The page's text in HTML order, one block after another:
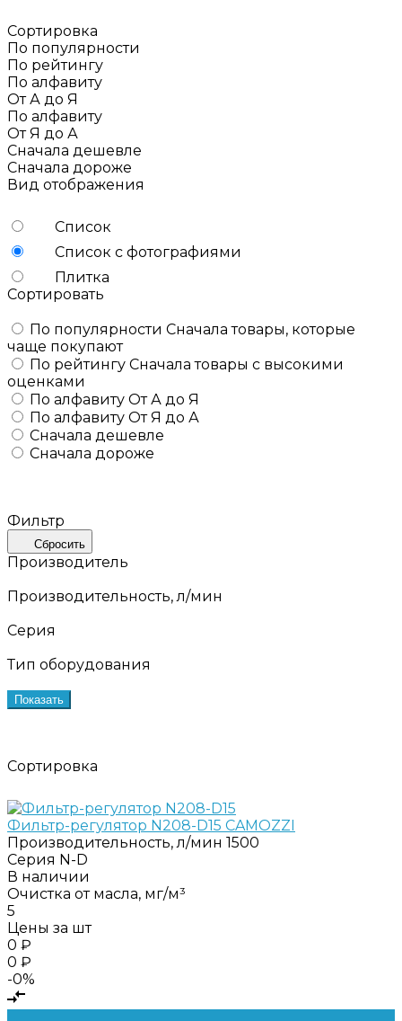
Сортировка
По популярности
По рейтингу
По алфавиту
От А до Я
По алфавиту
От Я до А
Сначала дешевле
Сначала дороже
Вид отображения
Список
Список с фотографиями
Плитка
Сортировать
По популярности Сначала товары, которые
чаще покупают
По рейтингу Сначала товары с высокими
оценками
По алфавиту От А до Я
По алфавиту От Я до А
Сначала дешевле
Сначала дороже
Фильтр
Сбросить
Производитель
Производительность, л/мин
Серия
Тип оборудования
Показать
Сортировка
Фильтр-регулятор N208-D15 CAMOZZI
Производительность, л/мин 1500
Серия N-D
В наличии
Очистка от масла, мг/м³
5
Цены за шт
0 ₽
0 ₽
-0%